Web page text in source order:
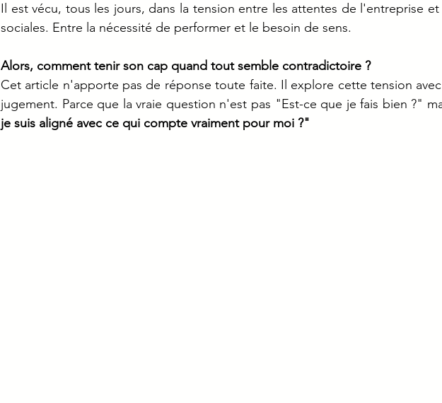
Il est vécu, tous les jours, dans la tension entre les attentes de l'entreprise
sociales. Entre la nécessité de performer et le besoin de sens.
Alors, comment tenir son cap quand tout semble contradictoire ?
Cet article n'apporte pas de réponse toute faite. Il explore cette tension avec
jugement. Parce que la vraie question n'est pas "Est-ce que je fais bien ?"
je suis aligné avec ce qui compte vraiment pour moi ?"